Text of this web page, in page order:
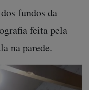
fundos da
feita pela
na parede.